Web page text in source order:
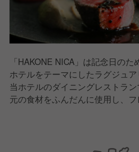
「HAKONE NICA」は記念日の
ホテルをテーマにしたラグジュア
当ホテルのダイニングレストラ
元の食材をふんだんに使用し、
らしい景色と温泉をお楽しみい